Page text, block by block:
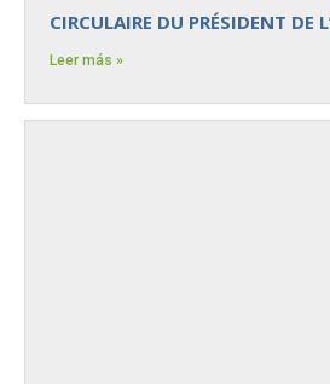
CIRCULAIRE DU PRÉSIDENT DE
Leer más »